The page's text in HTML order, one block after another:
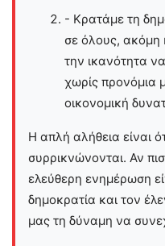
- Κρατάμε τη
σε όλους, ακόμη
την ικανότητα
χωρίς προνόμια
οικονομική
Η απλή αλήθεια είναι
συρρικνώνονται. Αν
ελεύθερη ενημέρωση
δημοκρατία και τον
μας τη δύναμη να